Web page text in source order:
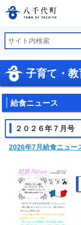
八千
子育て・教
給食ニュース
２０２６年７月号
2026年7月給食ニュー